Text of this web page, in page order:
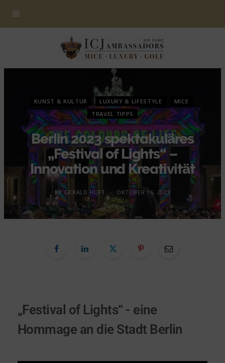
KUNST & KULTUR LUXURY & LIFESTYLE
MICE
TRAVEL TIPPS
Berlin 2023 spektakuläres
„Festival of Lights“ –
Innovation und Kreativität
BY GERALD HUFT OKTOBER 16, 2023
„Festival of Lights“ - eine
Hommage an die Stadt Berlin